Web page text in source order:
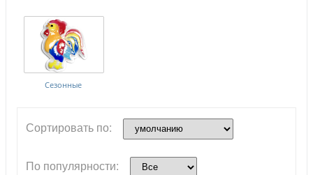
Сезонные
Сортировать по:
По популярности: